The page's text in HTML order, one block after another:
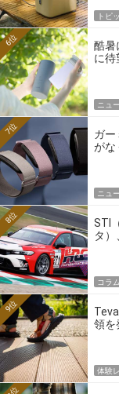
トピ
酷暑
に待
6位
ニュ
ガー
がな
7位
ニュ
STI
タ
8位
コラム
領を
9位
体験